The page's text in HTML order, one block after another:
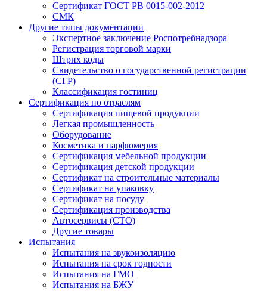
Сертификат ГОСТ РВ 0015-002-2012
СМК
Другие типы документации
Экспертное заключение Роспотребнадзора
Регистрация торговой марки
Штрих коды
Свидетельство о государственной регистрации
(СГР)
Классификация гостиниц
Сертификация по отраслям
Сертификация пищевой продукции
Легкая промышленность
Оборудование
Косметика и парфюмерия
Сертификация мебельной продукции
Сертификация детской продукции
Сертификат на строительные материалы
Сертификат на упаковку
Сертификат на посуду
Сертификация производства
Автосервисы (СТО)
Другие товары
Испытания
Испытания на звукоизоляцию
Испытания на срок годности
Испытания на ГМО
Испытания на БЖУ